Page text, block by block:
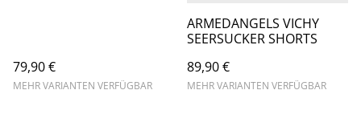
79,90 €
MEHR VARIANTEN VERFÜGBAR
ARMEDANGELS VICHY
SEERSUCKER SHORTS
89,90 €
MEHR VARIANTEN VERFÜGBAR